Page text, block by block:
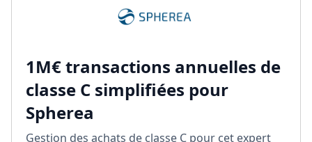
1M€ transactions annuelles de
classe C simplifiées pour
Spherea
Gestion des achats de classe C pour cet expert